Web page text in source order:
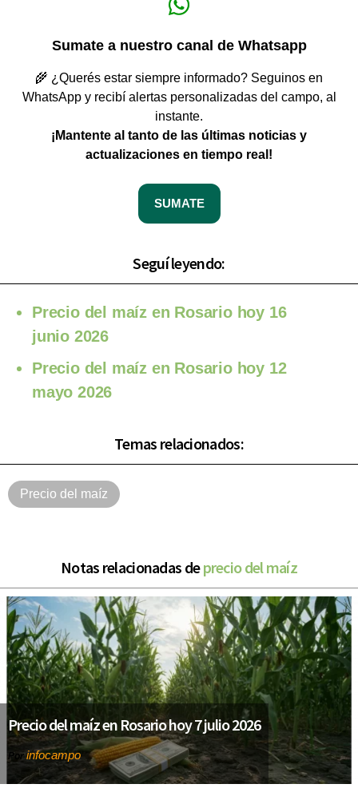
Sumate a nuestro canal de Whatsapp
🌾 ¿Querés estar siempre informado? Seguinos en
WhatsApp y recibí alertas personalizadas del campo, al
instante.
¡Mantente al tanto de las últimas noticias y
actualizaciones en tiempo real!
SUMATE
Seguí leyendo:
Precio del maíz en Rosario hoy 16
junio 2026
Precio del maíz en Rosario hoy 12
mayo 2026
Temas relacionados:
Precio del maíz
Notas relacionadas deprecio del maíz
Precio del maíz en Rosario hoy 7 julio 2026
Porinfocampo